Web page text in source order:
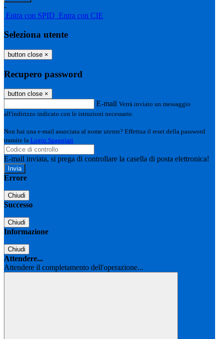
-
Entra con SPID Entra con CIE
Seleziona utente
button close ×
Recupero password
button close ×
E-mail Verrà inviato un messaggio
all'indirizzo indicato con le istruzioni necessarie.
Non hai una e-mail associata al nome utente? Effettua il reset della password
tramite la Login Spaggiari
E-mail inviata, si prega di controllare la casella di posta elettronica!
Errore
Chiudi
Successo
Chiudi
Informazione
Chiudi
Attendere...
Attendere il completamento dell'operazione...